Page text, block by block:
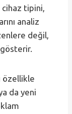
cihaz tipini,
analiz
değil,
özellikle
da yeni